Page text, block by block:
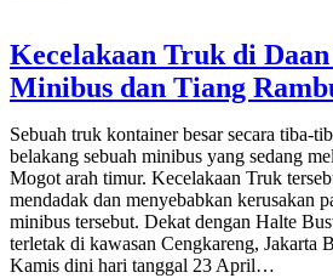
Kecelakaan Truk di
Minibus dan Tiang
Sebuah truk kontainer besar secara tiba-
belakang sebuah minibus yang sedang
Mogot arah timur. Kecelakaan Truk
mendadak dan menyebabkan kerusakan
minibus tersebut. Dekat dengan Halte
terletak di kawasan Cengkareng, Jakarta
Kamis dini hari tanggal 23 April…